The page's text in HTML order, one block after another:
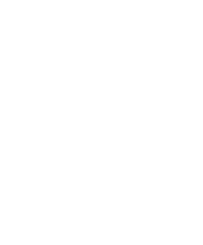
en overstap naar